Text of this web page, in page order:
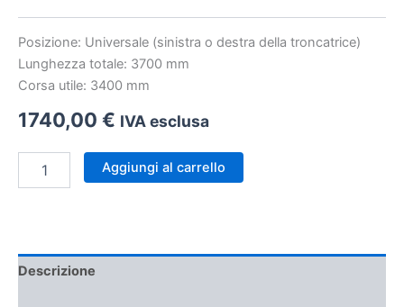
a
2040,00 €
Posizione: Universale (sinistra o destra della troncatrice)
Lunghezza totale: 3700 mm
Corsa utile: 3400 mm
1740,00 € IVA esclusa
Aggiungi al carrello
Descrizione